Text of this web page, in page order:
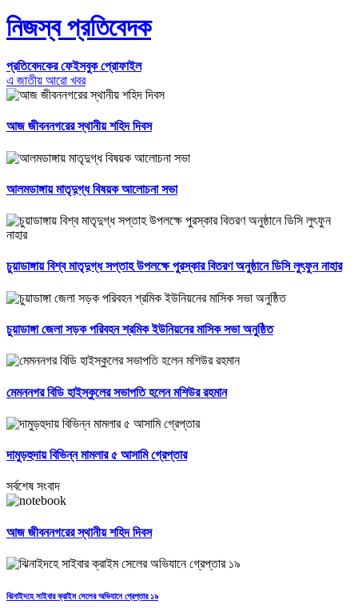
নিজস্ব প্রতিবেদক
প্রতিবেদকের ফেইসবুক প্রোফাইল
এ জাতীয় আরো খবর
আজ জীবননগরের স্থানীয় শহিদ দিবস
আলমডাঙ্গায় মাতৃদুগ্ধ বিষয়ক আলোচনা সভা
চুয়াডাঙ্গায় বিশ্ব মাতৃদুগ্ধ সপ্তাহ উপলক্ষে পুরস্কার বিতরণ অনুষ্ঠানে ডিসি লুৎফুন নাহার
চুয়াডাঙ্গা জেলা সড়ক পরিবহন শ্রমিক ইউনিয়নের মাসিক সভা অনুষ্ঠিত
মেমননগর বিডি হাইস্কুলের সভাপতি হলেন মশিউর রহমান
দামুড়হুদায় বিভিন্ন মামলার ৫ আসামি গ্রেপ্তার
সর্বশেষ সংবাদ
আজ জীবননগরের স্থানীয় শহিদ দিবস
ঝিনাইদহে সাইবার ক্রাইম সেলের অভিযানে গ্রেপ্তার ১৯